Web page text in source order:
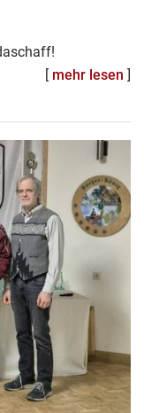
[ mehr lesen ]